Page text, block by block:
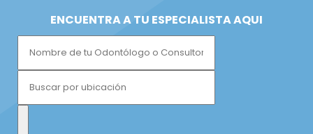
ENCUENTRA A TU ESPECIALISTA AQUI